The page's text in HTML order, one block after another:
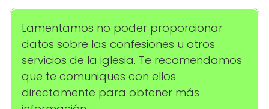
Lamentamos no poder proporcionar
datos sobre las confesiones u otros
servicios de la iglesia. Te recomendamos
que te comuniques con ellos
directamente para obtener más